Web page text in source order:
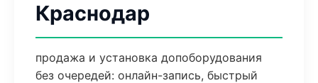
Краснодар
продажа и установка допоборудования
без очередей: онлайн-запись, быстрый